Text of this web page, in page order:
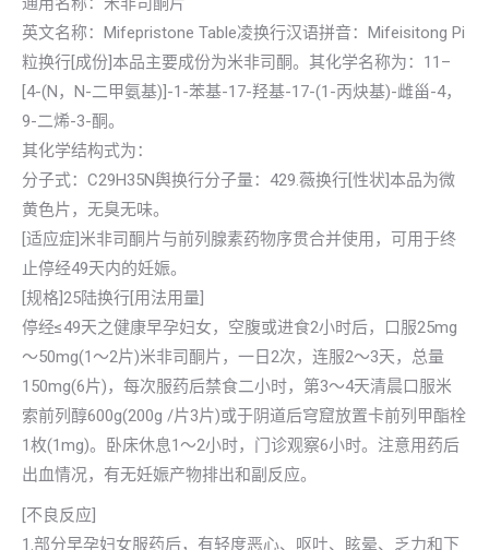
英文名称：Mifepristone Table凌换行汉语拼音：Mifeisitong Pi
粒换行[成份]本品主要成份为米非司酮。其化学名称为：11–
[4-(N，N-二甲氨基)]-1-苯基-17-羟基-17-(1-丙炔基)-雌甾-4，
9-二烯-3-酮。
其化学结构式为：
分子式：C29H35N舆换行分子量：429.薇换行[性状]本品为微
黄色片，无臭无味。
[适应症]米非司酮片与前列腺素药物序贯合并使用，可用于终
止停经49天内的妊娠。
[规格]25陆换行[用法用量]
停经≤49天之健康早孕妇女，空腹或进食2小时后，口服25mg
～50mg(1～2片)米非司酮片，一日2次，连服2～3天，总量
150mg(6片)，每次服药后禁食二小时，第3～4天清晨口服米
索前列醇600g(200g /片3片)或于阴道后穹窟放置卡前列甲酯栓
1枚(1mg)。卧床休息1～2小时，门诊观察6小时。注意用药后
出血情况，有无妊娠产物排出和副反应。
[不良反应]
1.部分早孕妇女服药后，有轻度恶心、呕吐、眩晕、乏力和下